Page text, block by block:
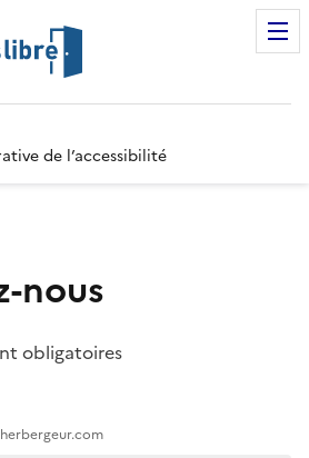
de l’accessibilité
nous
obligatoires